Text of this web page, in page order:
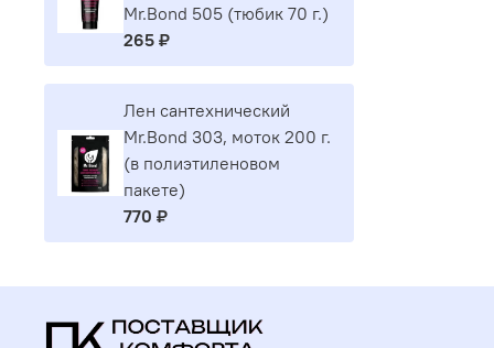
Mr.Bond 505 (тюбик 70 г.)
265 ₽
Лен сантехнический
Mr.Bond 303, моток 200 г.
(в полиэтиленовом
пакете)
770 ₽